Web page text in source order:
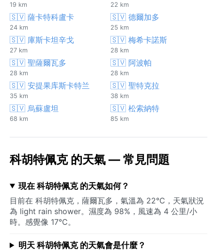
19 km 22 km
🇸🇻 薩卡特科盧卡
24 km
🇸🇻 德爾加多
25 km
🇸🇻 庫斯卡坦辛戈
27 km
🇸🇻 梅希卡諾斯
28 km
🇸🇻 聖薩爾瓦多
28 km
🇸🇻 阿波帕
28 km
🇸🇻 安提果库斯卡特兰
35 km
🇸🇻 聖特克拉
38 km
🇸🇻 烏蘇盧坦
68 km
🇸🇻 松索納特
85 km
科胡特佩克 的天氣 — 常見問題
現在 科胡特佩克 的天氣如何？
目前在 科胡特佩克，薩爾瓦多，氣溫為 22°C，天氣狀況
為 light rain shower。濕度為 98%，風速為 4 公里/小
時。感覺像 17°C。
明天 科胡特佩克 的天氣會是什麼？